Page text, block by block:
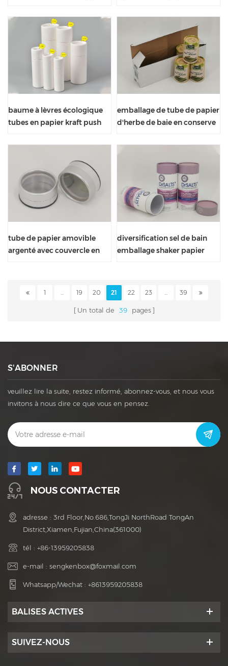
baume à lèvres écologique
tubes en papier kraft push
emballage de tube de papier
d'herbe de baie en conserve
qualité alimentaire
tube de papier amovible
argenté avec couvercle en
diversification sel de bain
emballage shaker papier
1 19 20 21 22 23 39
Un total de 39 pages
S'ABONNER
veuillez lire la suite, restez informé, abonnez-vous, et nous vous
invitons à nous dire ce que vous en pensez.
NOUS CONTACTER
adresse : 3rd Floor,No.686,TongJi NorthRoad TongAn
District,Xiamen,Fujian,China(361000)
tél : +86-13959205838
e-mail : sengkenbox@foxmail.com
Whatsapp/Wechat : +8613959205838
BALISES ACTIVES
SUIVEZ-NOUS